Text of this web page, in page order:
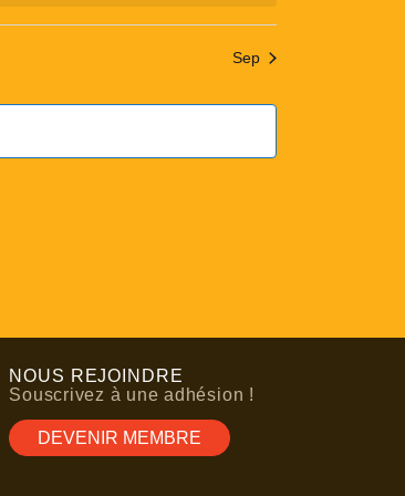
Sep
NOUS REJOINDRE
Souscrivez à une adhésion !
DEVENIR MEMBRE